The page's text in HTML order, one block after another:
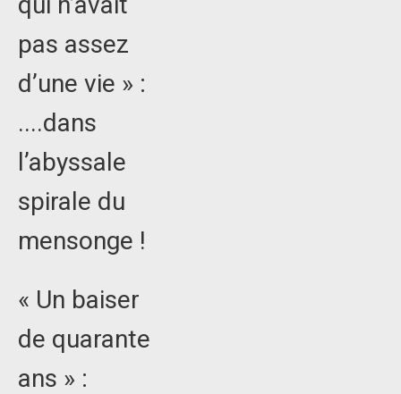
pas assez
d’une vie » :
....dans
l’abyssale
spirale du
mensonge !
« Un baiser
de quarante
ans » :